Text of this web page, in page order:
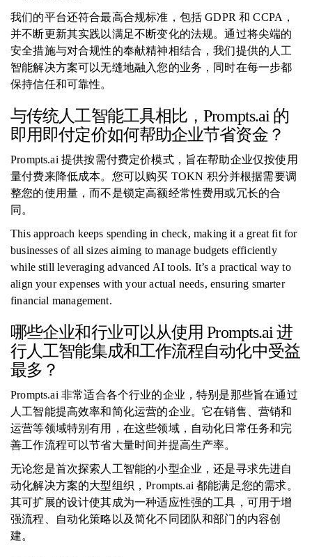
我们的平台还符合最高合规标准，包括 GDPR 和 CCPA，
并不断更新其实践以满足不断变化的法规。通过将尖端的
安全措施与对合规性的奉献精神相结合，我们提供的人工
智能解决方案可以无缝地融入您的业务，同时在每一步都
保持信任和可靠性。
与传统人工智能工具相比，Prompts.ai 的
即用即付定价如何帮助企业节省资金？
Prompts.ai 提供按需付费定价模式，旨在帮助企业仅按使用
量付费来降低成本。您可以购买 TOKN 积分并根据需要调
整您的使用量，而不是锁定高额经常性费用或冗长的合
同。
This approach keeps spending in check, making it a great fit for
businesses of all sizes aiming to manage budgets efficiently
while still leveraging advanced AI tools. It’s a practical way to
align your expenses with your actual needs, ensuring smarter
financial management.
哪些企业和行业可以从使用 Prompts.ai 进
行人工智能集成和工作流程自动化中受益
最多？
Prompts.ai 非常适合各个行业的企业，特别是那些旨在通过
人工智能提高效率和简化运营的企业。它在销售、营销和
运营等领域特别有用，在这些领域，自动化日常任务和完
善工作流程可以节省大量时间并提高生产率。
无论您是首次探索人工智能的小型企业，还是寻求先进自
动化解决方案的大型组织，Prompts.ai 都能满足您的需求。
其可扩展的设计使其成为一种适应性强的工具，可用于增
强流程、自动化策略以及简化不同团队和部门的内容创
建。